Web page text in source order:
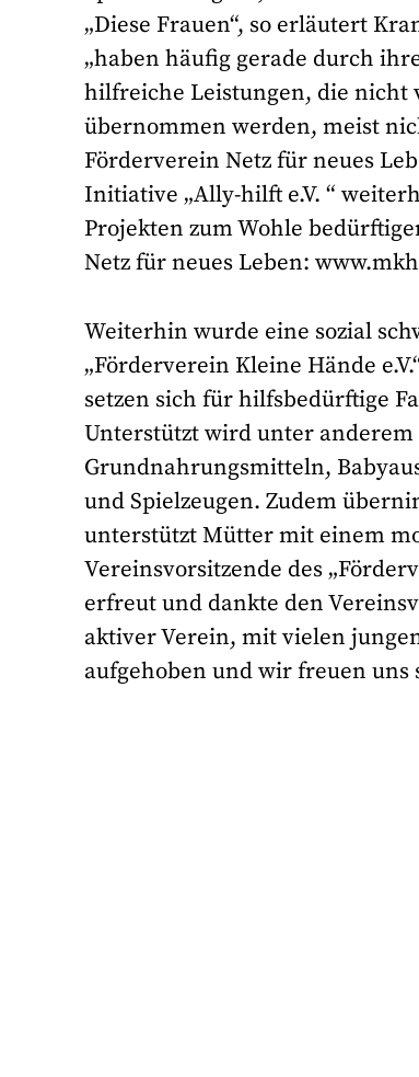
„Diese Frauen“, so erläutert
„haben häufig gerade durch
hilfreiche Leistungen, die nicht
übernommen werden, meist
Förderverein Netz für neues
Initiative „Ally-hilft e.V. “
Projekten zum Wohle
Netz für neues Leben:
Weiterhin wurde eine sozial
„Förderverein Kleine Hände
setzen sich für hilfsbedürftige
Unterstützt wird unter
Grundnahrungsmitteln,
und Spielzeugen. Zudem
unterstützt Mütter mit einem
Vereinsvorsitzende des
erfreut und dankte den
aktiver Verein, mit vielen
aufgehoben und wir freuen uns